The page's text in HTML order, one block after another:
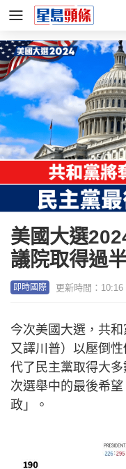
美國大選
議院取得過
即時國際 更新時間：
今次美國大選，共
又譯川普）以壓倒
代了民主黨取得大
次選舉中的最後希
政」。